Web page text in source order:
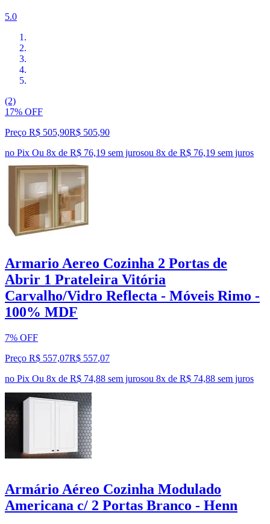
5.0
(2)
17% OFF
Preço R$ 505,90R$ 505,90
no Pix Ou 8x de R$ 76,19 sem jurosou 8x de R$ 76,19 sem juros
Armario Aereo Cozinha 2 Portas de
Abrir 1 Prateleira Vitória
Carvalho/Vidro Reflecta - Móveis Rimo -
100% MDF
7% OFF
Preço R$ 557,07R$ 557,07
no Pix Ou 8x de R$ 74,88 sem jurosou 8x de R$ 74,88 sem juros
Armário Aéreo Cozinha Modulado
Americana c/ 2 Portas Branco - Henn